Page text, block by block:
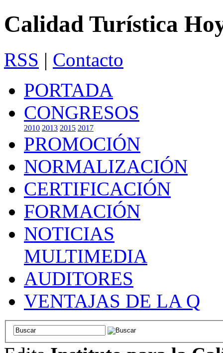
Calidad Turística
RSS | Contacto
PORTADA
CONGRESOS
2010 2013 2015 2017
PROMOCIÓN
NORMALIZACIÓN
CERTIFICACIÓN
FORMACIÓN
NOTICIAS
MULTIMEDIA
AUDITORES
VENTAJAS DE LA Q